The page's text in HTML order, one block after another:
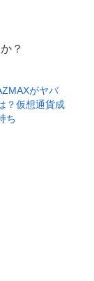
？
がヤバ
？仮想通貨成
ち